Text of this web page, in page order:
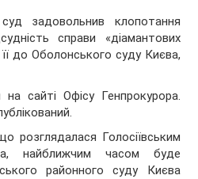
суд задовольнив клопотання
справи «діамантових
до Оболонського суду Києва,
сайті Офісу Генпрокурора.
розглядалася Голосіївським
найближчим часом буде
районного суду Києва